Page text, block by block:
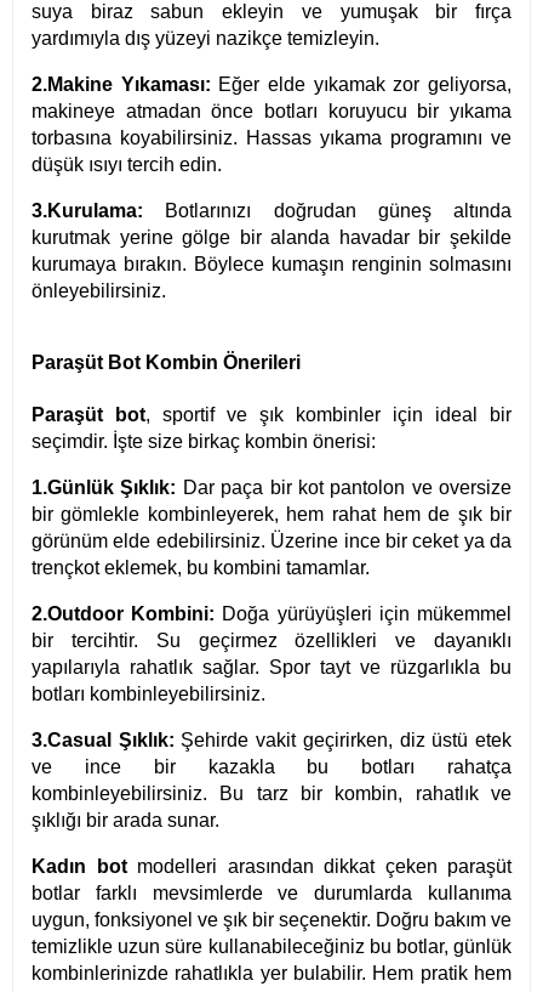
suya biraz sabun ekleyin ve yumuşak bir fırça
yardımıyla dış yüzeyi nazikçe temizleyin.
2.Makine Yıkaması: Eğer elde yıkamak zor geliyorsa,
makineye atmadan önce botları koruyucu bir yıkama
torbasına koyabilirsiniz. Hassas yıkama programını ve
düşük ısıyı tercih edin.
3.Kurulama: Botlarınızı doğrudan güneş altında
kurutmak yerine gölge bir alanda havadar bir şekilde
kurumaya bırakın. Böylece kumaşın renginin solmasını
önleyebilirsiniz.
Paraşüt Bot Kombin Önerileri
Paraşüt bot, sportif ve şık kombinler için ideal bir
seçimdir. İşte size birkaç kombin önerisi:
1.Günlük Şıklık: Dar paça bir kot pantolon ve oversize
bir gömlekle kombinleyerek, hem rahat hem de şık bir
görünüm elde edebilirsiniz. Üzerine ince bir ceket ya da
trençkot eklemek, bu kombini tamamlar.
2.Outdoor Kombini: Doğa yürüyüşleri için mükemmel
bir tercihtir. Su geçirmez özellikleri ve dayanıklı
yapılarıyla rahatlık sağlar. Spor tayt ve rüzgarlıkla bu
botları kombinleyebilirsiniz.
3.Casual Şıklık: Şehirde vakit geçirirken, diz üstü etek
ve ince bir kazakla bu botları rahatça
kombinleyebilirsiniz. Bu tarz bir kombin, rahatlık ve
şıklığı bir arada sunar.
Kadın bot modelleri arasından dikkat çeken paraşüt
botlar farklı mevsimlerde ve durumlarda kullanıma
uygun, fonksiyonel ve şık bir seçenektir. Doğru bakım ve
temizlikle uzun süre kullanabileceğiniz bu botlar, günlük
kombinlerinizde rahatlıkla yer bulabilir. Hem pratik hem